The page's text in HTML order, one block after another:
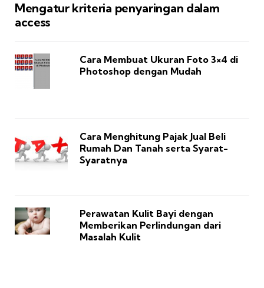
Mengatur kriteria penyaringan dalam
access
Cara Membuat Ukuran Foto 3×4 di
Photoshop dengan Mudah
Cara Menghitung Pajak Jual Beli
Rumah Dan Tanah serta Syarat-
Syaratnya
Perawatan Kulit Bayi dengan
Memberikan Perlindungan dari
Masalah Kulit